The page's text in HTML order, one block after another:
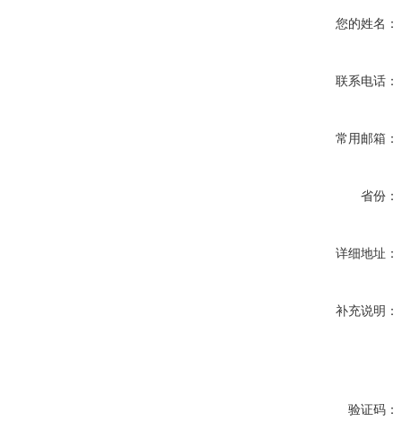
您的姓名：
联系电话：
常用邮箱：
省份：
详细地址：
补充说明：
验证码：